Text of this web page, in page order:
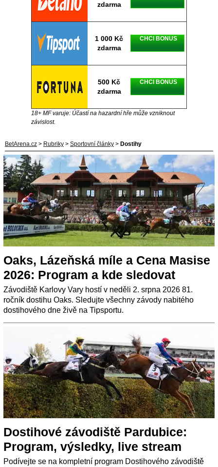
zdarma
1 000 Kč
zdarma
CHCI BONUS
500 Kč
zdarma
CHCI BONUS
18+ MF varuje: Účastí na hazardní hře může vzniknout
závislost.
BetArena.cz > Rubriky > Sportovní články > Dostihy
Oaks, Lázeňská míle a Cena Masise
2026: Program a kde sledovat
Závodiště Karlovy Vary hostí v neděli 2. srpna 2026 81.
ročník dostihu Oaks. Sledujte všechny závody nabitého
dostihového dne živě na Tipsportu.
Dostihové závodiště Pardubice:
Program, výsledky, live stream
Podívejte se na kompletní program Dostihového závodiště